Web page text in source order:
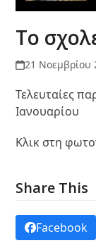
Το
21 Νοεμβρίου
Τελευταίες
Ιανουαρίου
Κλικ στη
Share This
Facebook